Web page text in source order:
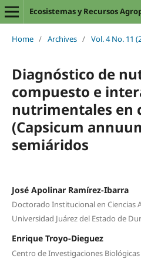
Ecosistemas y Recursos
Home / Archives / Vol. 4 No. 11
Diagnóstico de
compuesto e
nutrimentales en
(Capsicum
semiáridos
José Apolinar Ramírez-Ibarra
Doctorado Institucional en Ciencias
Universidad Juárez del Estado de
Enrique Troyo-Dieguez
Centro de Investigaciones Biológicas